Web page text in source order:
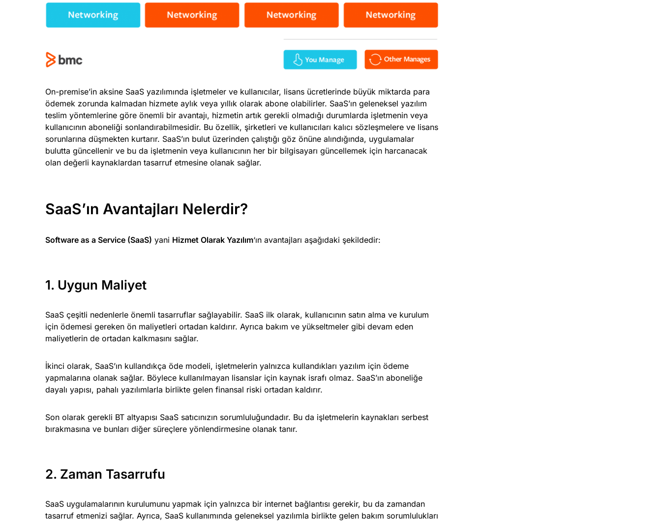
On-premise’in aksine SaaS yazılımında işletmeler ve kullanıcılar, lisans ücretlerinde büyük miktarda para
ödemek zorunda kalmadan hizmete aylık veya yıllık olarak abone olabilirler. SaaS’ın geleneksel yazılım
teslim yöntemlerine göre önemli bir avantajı, hizmetin artık gerekli olmadığı durumlarda işletmenin veya
kullanıcının aboneliği sonlandırabilmesidir. Bu özellik, şirketleri ve kullanıcıları kalıcı sözleşmelere ve lisans
sorunlarına düşmekten kurtarır. SaaS’ın bulut üzerinden çalıştığı göz önüne alındığında, uygulamalar
bulutta güncellenir ve bu da işletmenin veya kullanıcının her bir bilgisayarı güncellemek için harcanacak
olan değerli kaynaklardan tasarruf etmesine olanak sağlar.
SaaS’ın Avantajları Nelerdir?
Software as a Service (SaaS) yani Hizmet Olarak Yazılım‘ın avantajları aşağıdaki şekildedir:
1. Uygun Maliyet
SaaS çeşitli nedenlerle önemli tasarruflar sağlayabilir. SaaS ilk olarak, kullanıcının satın alma ve kurulum
için ödemesi gereken ön maliyetleri ortadan kaldırır. Ayrıca bakım ve yükseltmeler gibi devam eden
maliyetlerin de ortadan kalkmasını sağlar.
İkinci olarak, SaaS’ın kullandıkça öde modeli, işletmelerin yalnızca kullandıkları yazılım için ödeme
yapmalarına olanak sağlar. Böylece kullanılmayan lisanslar için kaynak israfı olmaz. SaaS’ın aboneliğe
dayalı yapısı, pahalı yazılımlarla birlikte gelen finansal riski ortadan kaldırır.
Son olarak gerekli BT altyapısı SaaS satıcınızın sorumluluğundadır. Bu da işletmelerin kaynakları serbest
bırakmasına ve bunları diğer süreçlere yönlendirmesine olanak tanır.
2. Zaman Tasarrufu
SaaS uygulamalarının kurulumunu yapmak için yalnızca bir internet bağlantısı gerekir, bu da zamandan
tasarruf etmenizi sağlar. Ayrıca, SaaS kullanımında geleneksel yazılımla birlikte gelen bakım sorumlulukları